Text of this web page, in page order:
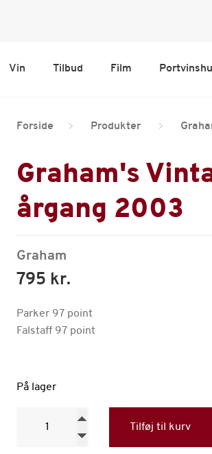
Vin Tilbud Film
Forside Produkter
Graham's
årgang 2003
Graham
795 kr.
Parker 97 point
Falstaff 97 point
På lager
Vintage
Tilføj til kurv